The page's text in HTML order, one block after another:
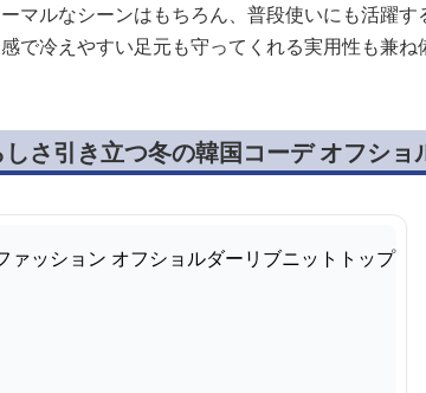
マルなシーンはもちろん、普段使いにも活躍
で冷えやすい足元も守ってくれる実用性も兼ね
さ引き立つ冬の韓国コーデ オフショ